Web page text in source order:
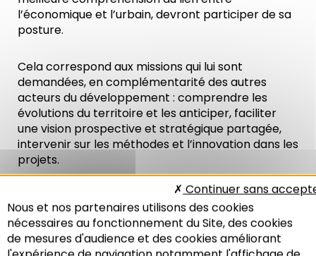
l’économique et l’urbain, devront participer de sa
posture.
Cela correspond aux missions qui lui sont
demandées, en complémentarité des autres
acteurs du développement : comprendre les
évolutions du territoire et les anticiper, faciliter
une vision prospective et stratégique partagée,
intervenir sur les méthodes et l’innovation dans les
projets.
Même si de réelles évolutions sont déjà en place,
la mise en cohérence globale du programme de
travail avec les partenariats, le budget,
l’organisation interne et le fonctionnement de
Nous et nos partenaires utilisons des cookies
nécessaires au fonctionnement du Site, des cookies
de mesures d'audience et des cookies améliorant
Continuer sans